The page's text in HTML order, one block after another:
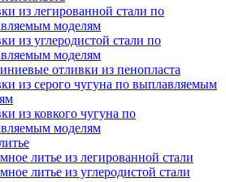
из легированной стали по
моделям
из углеродистой стали по
моделям
отливки из пенопласта
из серого чугуна по выплавляемым
из ковкого чугуна по
моделям
литье из легированной стали
литье из углеродистой стали